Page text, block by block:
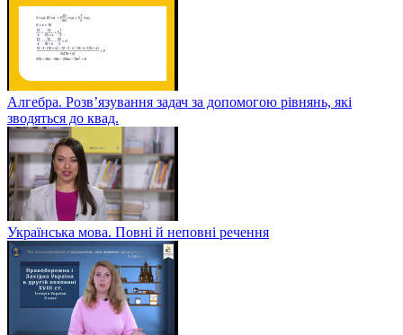
Алгебра. Розв’язування задач за допомогою рівнянь, які
зводяться до квад.
Українська мова. Повні й неповні речення